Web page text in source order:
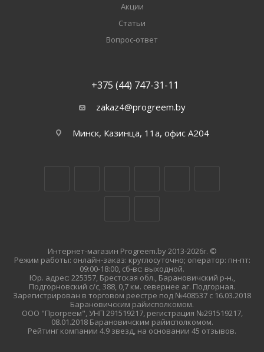
Акции
Статьи
Вопрос-ответ
+375 (44) 747-31-11
zakaz4@progreem.by
Минск, Казинца, 11а, офис А204
Интернет-магазин Progreem.by 2013-2026г. ©
Режим работы: онлайн-заказ: круглосуточно; оператор: пн-пт:
09:00-18:00, сб-вс: выходной.
Юр. адрес: 225357, Брестская обл., Барановичский р-н.,
Подгорновский с/с, 388, 0,7 км. севернее аг. Подгорная.
Зарегистрирован в торговом реестре под №408537 с 16.03.2018
Барановичским райисполкомом.
ООО "Прогреем", УНП 291519217, регистрация №291519217,
08.01.2018 Барановичским райисполкомом.
Рейтинг компании 4.9 звезд, на основании 45 отзывов.